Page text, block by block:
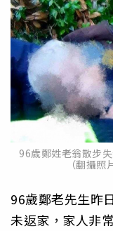
96歲鄭姓老翁散步
（翻攝
96歲鄭老先生昨
未返家，家人非